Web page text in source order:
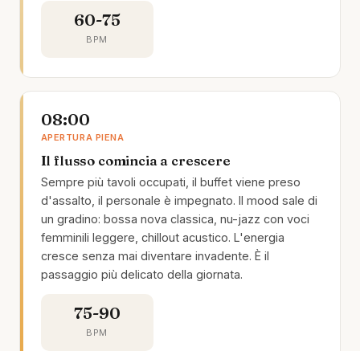
60-75
BPM
08:00
APERTURA PIENA
Il flusso comincia a crescere
Sempre più tavoli occupati, il buffet viene preso
d'assalto, il personale è impegnato. Il mood sale di
un gradino: bossa nova classica, nu-jazz con voci
femminili leggere, chillout acustico. L'energia
cresce senza mai diventare invadente. È il
passaggio più delicato della giornata.
75-90
BPM